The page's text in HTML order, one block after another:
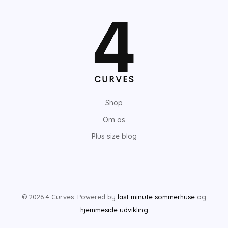
Shop
Om os
Plus size blog
© 2026 4 Curves. Powered by last minute sommerhuse og
hjemmeside udvikling